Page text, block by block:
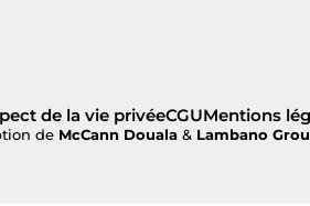
de la vie privéeCGUMentions
de McCann Douala & Lambano